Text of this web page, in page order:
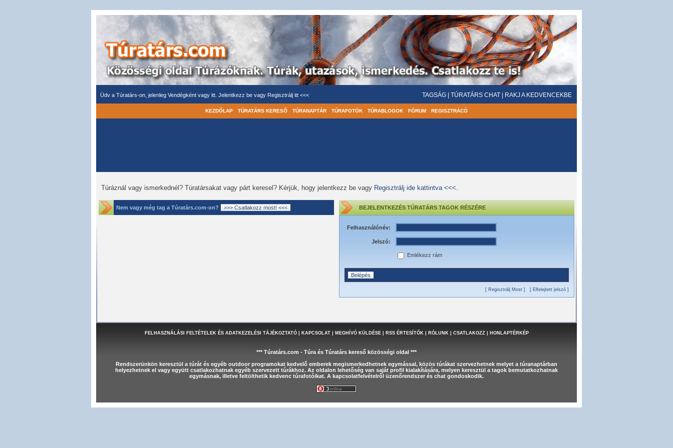
Üdv a Túratárs-on, jelenleg Vendégként vagy itt. Jelentkezz be vagy Regisztrálj itt <<< TAGSÁG TÚRATÁRS CHAT RAKJ A KEDVENCEKBE
KEZDŐLAP TÚRATÁRS KERESŐ TÚRANAPTÁR TÚRAFOTÓK TÚRABLOGOK FÓRUM REGISZTRÁCÓ
Túráznál vagy ismerkednél? Túratársakat vagy párt keresel? Kérjük, hogy jelentkezz be vagy Regisztrálj ide kattintva <<<.
Nem vagy még tag a Túratárs.com-on? BEJELENTKEZÉS TÚRATÁRS TAGOK RÉSZÉRE
Felhasználónév:
Jelszó:
Emlékezz rám
[ Regisztrálj Most ] [ Elfelejtett jelszó ]
FELHASZNÁLÁSI FELTÉTELEK ÉS ADATKEZELÉSI TÁJÉKOZTATÓ| KAPCSOLAT| MEGHÍVÓ KÜLDÉSE| RSS ÉRTESÍTŐK| RÓLUNK| CSATLAKOZZ| HONLAPTÉRKÉP
*** Túratárs.com - Túra és Túratárs kereső közösségi oldal ***
Rendszerünkön keresztül a túrát és egyéb outdoor programokat kedvelő emberek megismerkedhetnek egymással, közös túrákat szervezhetnek melyet a túranaptárban
helyezhetnek el vagy együtt csatlakozhatnak egyéb szervezett túrákhoz. Az oldalon lehetőség van saját profil kialakítására, melyen keresztül a tagok bemutatkozhatnak
egymásnak, illetve feltölthetik kedvenc túrafotóikat. A kapcsolatfelvételről üzenőrendszer és chat gondoskodik.